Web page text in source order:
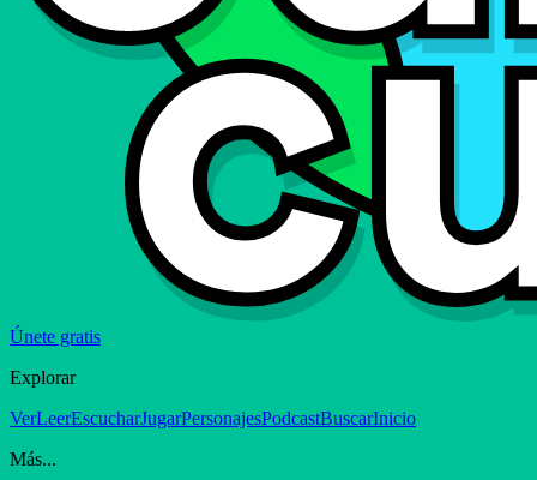
Únete gratis
Explorar
VerLeerEscucharJugarPersonajesPodcastBuscarInicio
Más...